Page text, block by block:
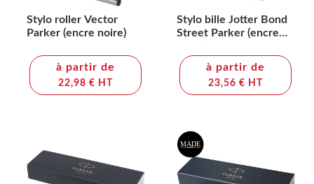
Stylo roller Vector
Parker (encre noire)
à partir de
22,98 € HT
Stylo bille Jotter Bond
Street Parker (encre
à partir de
23,56 € HT